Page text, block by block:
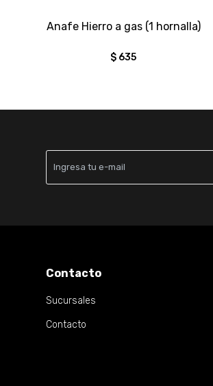
Anafe Hierro a gas (1 hornalla)
$ 635
Contacto
Sucursales
Contacto